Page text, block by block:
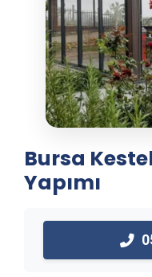
Bursa
Yapımı